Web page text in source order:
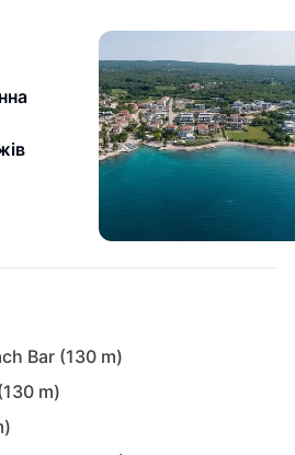
Bar (130 m)
m)